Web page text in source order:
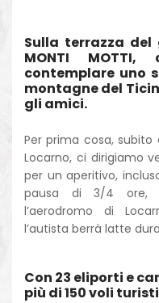
Sulla terrazza del
MONTI
contemplare uno
montagne del
gli amici.
Per prima cosa, subito
Locarno, ci dirigiamo
per un aperitivo,
pausa di 3/4 ore,
l’aerodromo di
l’autista berrà latte
Con 23 eliporti e
più di 150 voli